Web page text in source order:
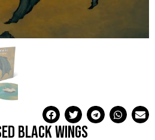
BLACK WINGS